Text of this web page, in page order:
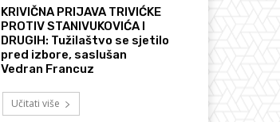
KRIVIČNA PRIJAVA TRIVIĆKE
PROTIV STANIVUKOVIĆA I
DRUGIH: Tužilaštvo se sjetilo
pred izbore, saslušan
Vedran Francuz
Učitati više